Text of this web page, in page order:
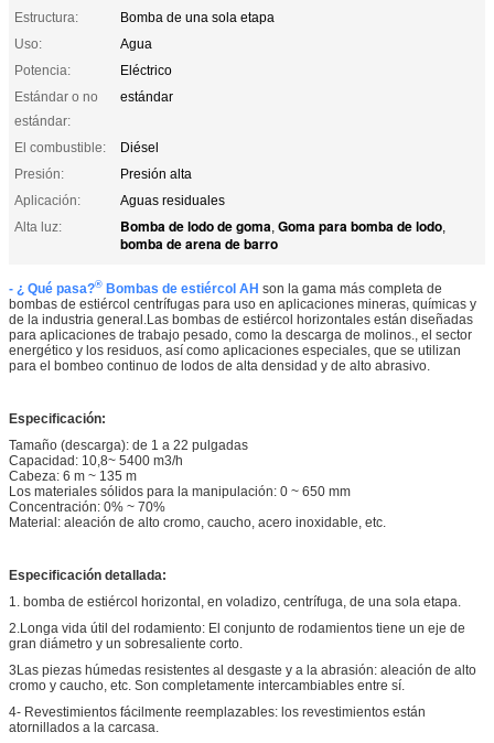
Estructura:
Bomba de una sola etapa
Uso:
Agua
Potencia:
Eléctrico
Estándar o no
estándar:
estándar
El combustible:
Diésel
Presión:
Presión alta
Aplicación:
Aguas residuales
Alta luz:
Bomba de lodo de goma, Goma para bomba de lodo,
bomba de arena de barro
- ¿ Qué pasa?® Bombas de estiércol AH son la gama más completa de
bombas de estiércol centrífugas para uso en aplicaciones mineras, químicas y
de la industria general.Las bombas de estiércol horizontales están diseñadas
para aplicaciones de trabajo pesado, como la descarga de molinos., el sector
energético y los residuos, así como aplicaciones especiales, que se utilizan
para el bombeo continuo de lodos de alta densidad y de alto abrasivo.
Especificación:
Tamaño (descarga): de 1 a 22 pulgadas
Capacidad: 10,8~ 5400 m3/h
Cabeza: 6 m ~ 135 m
Los materiales sólidos para la manipulación: 0 ~ 650 mm
Concentración: 0% ~ 70%
Material: aleación de alto cromo, caucho, acero inoxidable, etc.
Especificación detallada:
1. bomba de estiércol horizontal, en voladizo, centrífuga, de una sola etapa.
2.Longa vida útil del rodamiento: El conjunto de rodamientos tiene un eje de
gran diámetro y un sobresaliente corto.
3Las piezas húmedas resistentes al desgaste y a la abrasión: aleación de alto
cromo y caucho, etc. Son completamente intercambiables entre sí.
4- Revestimientos fácilmente reemplazables: los revestimientos están
atornillados a la carcasa.